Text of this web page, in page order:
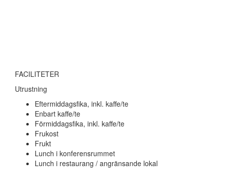
FACILITETER
Utrustning
Eftermiddagsfika, inkl. kaffe/te
Enbart kaffe/te
Förmiddagsfika, inkl. kaffe/te
Frukost
Frukt
Lunch i konferensrummet
Lunch i restaurang / angränsande lokal